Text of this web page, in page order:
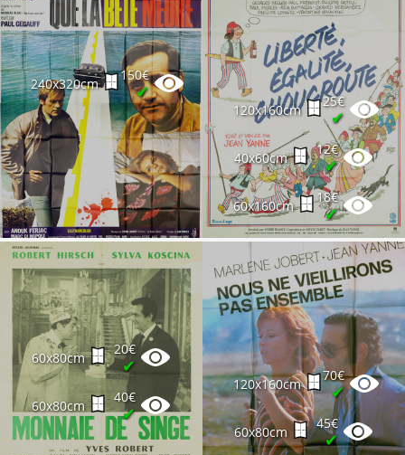
240x320cm
150€
✔
120x160cm
25€
✔
40x60cm
12€
✔
60x160cm
18€
✔
60x80cm
20€
✔
60x80cm
40€
✔
120x160cm
70€
✔
60x80cm
45€
✔